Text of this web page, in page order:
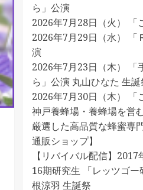
ら」公演
2026年7月28日（火） 「
2026年7月29日（水） 「
演
2026年7月23日（木） 「
ら」公演 丸山ひなた 生誕
2026年7月30日（木） 「
神戸養蜂場・養蜂場を営
厳選した高品質な蜂蜜専
通販ショップ】
【リバイバル配信】2017
16期研究生 「レッツゴ
根涼羽 生誕祭